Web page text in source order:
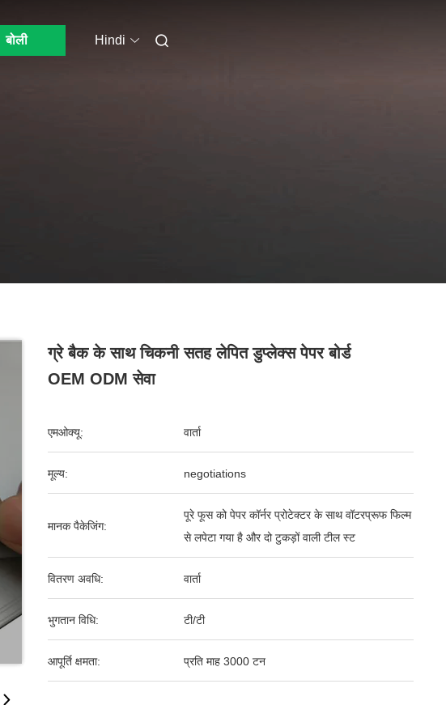
बोली Hindi
ग्रे बैक के साथ चिकनी सतह लेपित डुप्लेक्स पेपर बोर्ड
OEM ODM सेवा
एमओक्यू: वार्ता
मूल्य: negotiations
मानक पैकेजिंग:
पूरे फूस को पेपर कॉर्नर प्रोटेक्टर के साथ वॉटरप्रूफ फिल्म
से लपेटा गया है और दो टुकड़ों वाली टील स्ट
वितरण अवधि: वार्ता
भुगतान विधि: टी/टी
आपूर्ति क्षमता: प्रति माह 3000 टन